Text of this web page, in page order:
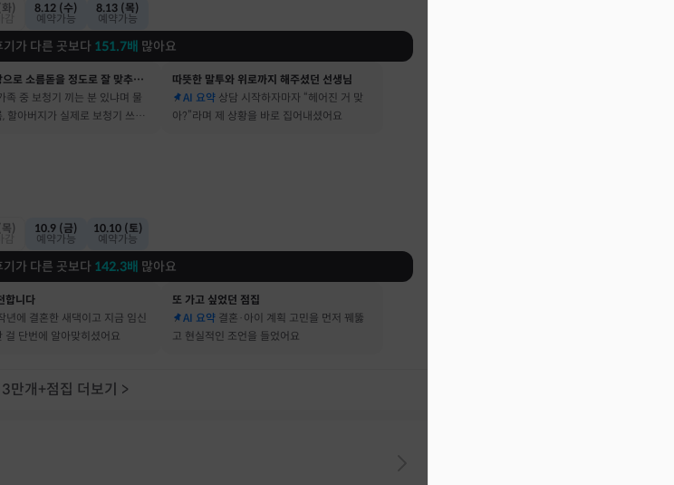
)
8.12 (수)
예약가능
8.13 (목)
예약가능
기가 다른 곳보다 151.7배 많아요
사주를 바탕으로 소름돋을 정도로 잘 맞추는 곳
족 중 보청기 끼는 분 있냐며 물
, 할아버지가 실제로 보청기 쓰세
따뜻한 말투와 위로까지 해주셨던 선생님
AI 요약 상담 시작하자마자 “헤어진 거 맞
아?”라며 제 상황을 바로 집어내셨어요
)
10.9 (금)
예약가능
10.10 (토)
예약가능
기가 다른 곳보다 142.3배 많아요
합니다
년에 결혼한 새댁이고 지금 임신
걸 단번에 알아맞히셨어요
또 가고 싶었던 점집
AI 요약 결혼·아이 계획 고민을 먼저 꿰뚫
고 현실적인 조언을 들었어요
3만개+점집 더보기 >